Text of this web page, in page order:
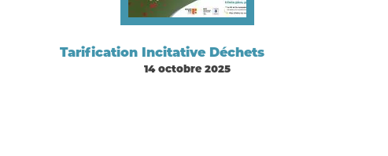
Tarification Incitative Déchets
14 octobre 2025